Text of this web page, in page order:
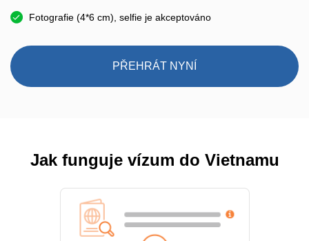
Fotografie (4*6 cm), selfie je akceptováno
PŘEHRÁT NYNÍ
Jak funguje vízum do Vietnamu